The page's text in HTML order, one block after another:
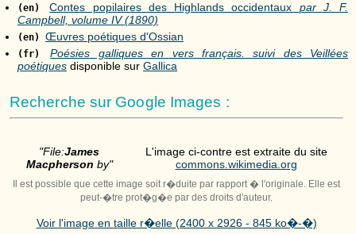
(en)Contes popilaires des Highlands occidentaux par J. F.
Campbell, volume IV (1890)
(en) Œuvres poétiques d'Ossian
(fr)Poésies galliques en vers français. suivi des Veillées
poétiques disponible sur Gallica
Recherche sur Google Images :
"File:James
Macpherson by"
L'image ci-contre est extraite du site
commons.wikimedia.org
Il est possible que cette image soit r�duite par rapport � l'originale. Elle est
peut-�tre prot�g�e par des droits d'auteur.
Voir l'image en taille r�elle (2400 x 2926 - 845 ko�-�)